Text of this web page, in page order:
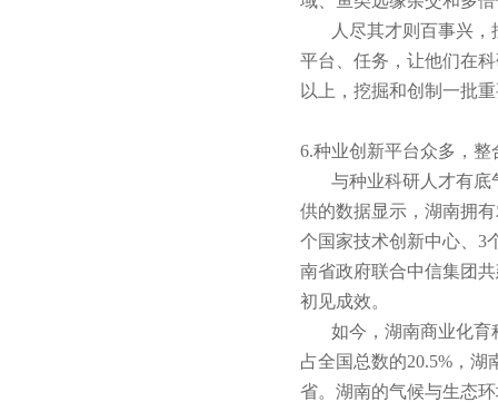
人尽其才则百事兴，
平台、任务，让他们在
以上，挖掘和创制一批
6.种业创新平台众多，整
与种业科研人才有底
供的数据显示，湖南拥
个国家技术创新中心、3
南省政府联合中信集团
初见成效。
如今，湖南商业化育
占全国总数的20.5%，
省。湖南的气候与生态